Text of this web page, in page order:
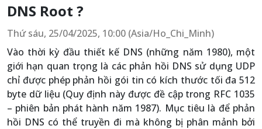
DNS Root ?
Thứ sáu, 25/04/2025, 10:00 (Asia/Ho_Chi_Minh)
Vào thời kỳ đầu thiết kế DNS (những năm 1980), một
giới hạn quan trọng là các phản hồi DNS sử dụng UDP
chỉ được phép phản hồi gói tin có kích thước tối đa 512
byte dữ liệu (Quy định này được đề cập trong RFC 1035
– phiên bản phát hành năm 1987). Mục tiêu là để phản
hồi DNS có thể truyền đi mà không bị phân mảnh bởi